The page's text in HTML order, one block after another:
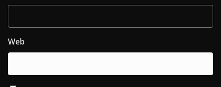
Web